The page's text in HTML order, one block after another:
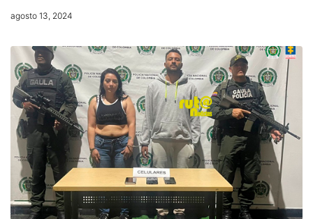
agosto 13, 2024